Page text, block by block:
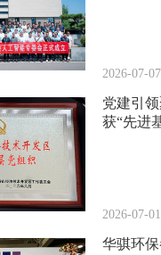
2026-07-07
党建引
获“先进
2026-07-01
华骐环